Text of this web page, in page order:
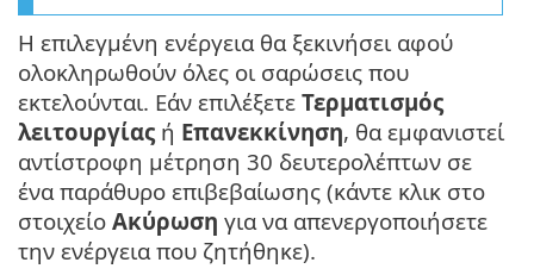
Η επιλεγμένη ενέργεια θα ξεκινήσει αφού
ολοκληρωθούν όλες οι σαρώσεις που
εκτελούνται. Εάν επιλέξετε Τερματισμός
λειτουργίας ή Επανεκκίνηση, θα εμφανιστεί
αντίστροφη μέτρηση 30 δευτερολέπτων σε
ένα παράθυρο επιβεβαίωσης (κάντε κλικ στο
στοιχείο Ακύρωση για να απενεργοποιήσετε
την ενέργεια που ζητήθηκε).